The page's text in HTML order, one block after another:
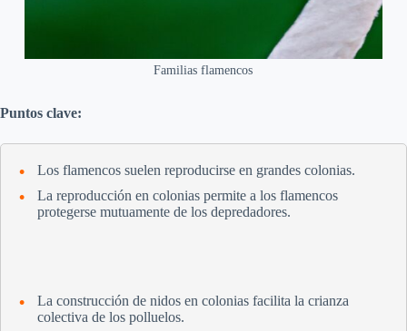
Familias flamencos
Puntos clave:
Los flamencos suelen reproducirse en grandes colonias.
La reproducción en colonias permite a los flamencos
protegerse mutuamente de los depredadores.
La construcción de nidos en colonias facilita la crianza
colectiva de los polluelos.